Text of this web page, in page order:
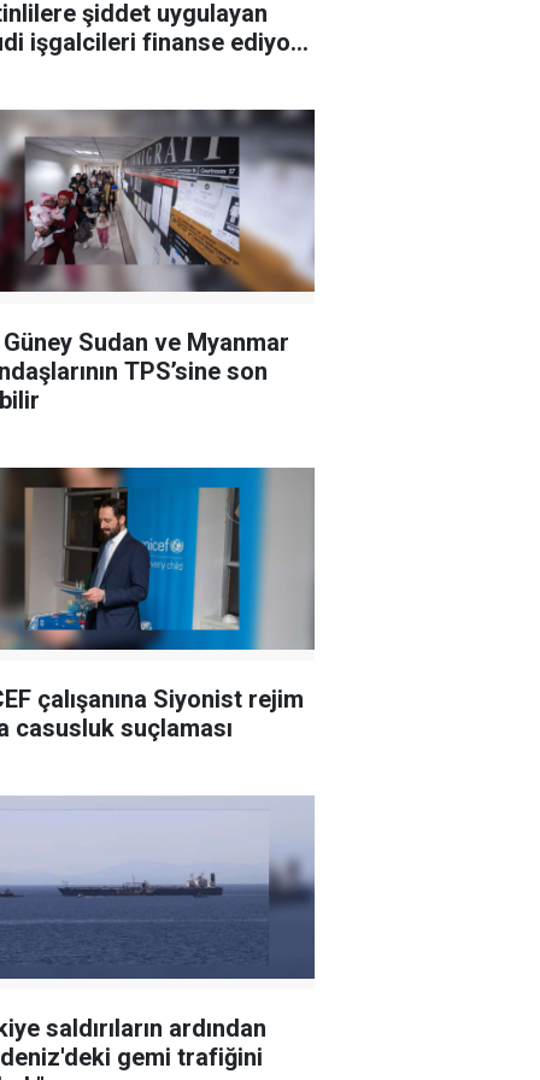
şiddet uygulayan
işgalcileri finanse ediyor
Sudan ve Myanmar
TPS’sine son
çalışanına Siyonist rejim
casusluk suçlaması
saldırıların ardından
gemi trafiğini